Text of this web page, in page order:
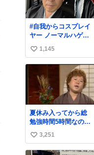
#自我からコスプレイ
ヤー ノーマルハゲ
← →頭の血管パン
プアップハゲ
い
い
1,145
夏休み入ってから総
勉強時間5時間なのに
明後日京大オープン
で今これ
い
い
3,251